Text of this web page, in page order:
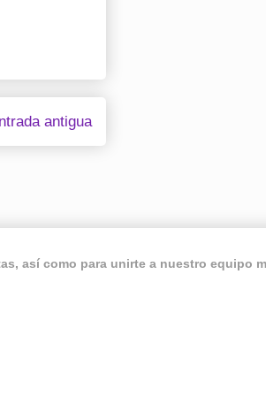
antigua
así como para unirte a nuestro equipo